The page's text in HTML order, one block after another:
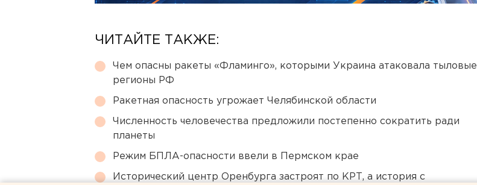
ЧИТАЙТЕ ТАКЖЕ:
Чем опасны ракеты «Фламинго», которыми Украина атаковала тыловые
регионы РФ
Ракетная опасность угрожает Челябинской области
Численность человечества предложили постепенно сократить ради
планеты
Режим БПЛА-опасности ввели в Пермском крае
Исторический центр Оренбурга застроят по КРТ, а история с